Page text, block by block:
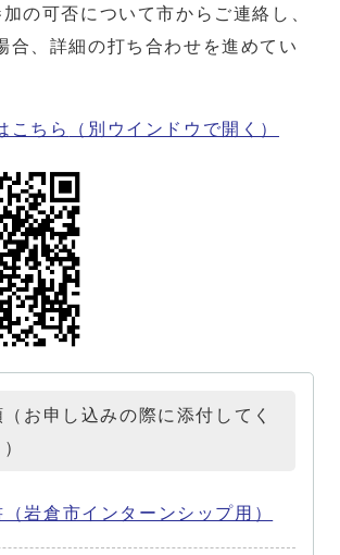
の可否について市からご連絡し、
合、詳細の打ち合わせを進めてい
こちら （別ウインドウで開く）
お申し込みの際に添付してく
（岩倉市インターンシップ用）